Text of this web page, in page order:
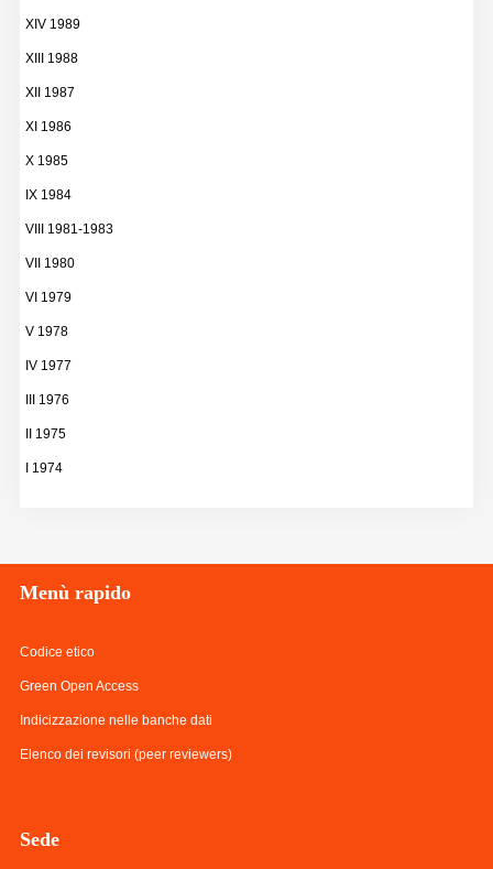
XIV 1989
XIII 1988
XII 1987
XI 1986
X 1985
IX 1984
VIII 1981-1983
VII 1980
VI 1979
V 1978
IV 1977
III 1976
II 1975
I 1974
Menù rapido
Codice etico
Green Open Access
Indicizzazione nelle banche dati
Elenco dei revisori (peer reviewers)
Sede